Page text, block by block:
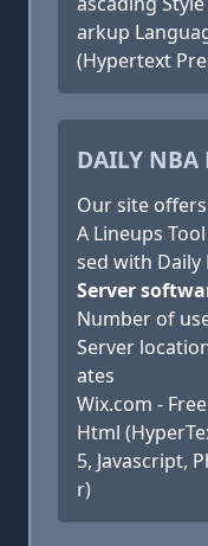
arkup
(Hypertext
DAILY NBA
Our site
A Lineups
sed with Daily
Server
Number of
Server
ates
Wix.com -
Html
5, Javascript,
r)